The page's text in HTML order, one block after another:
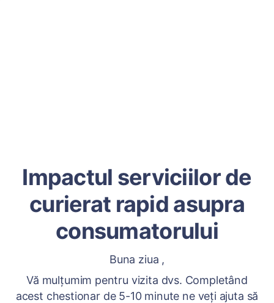
Impactul serviciilor de
curierat rapid asupra
consumatorului
Buna ziua ,
Vă mulțumim pentru vizita dvs. Completând
acest chestionar de 5-10 minute ne veți ajuta să